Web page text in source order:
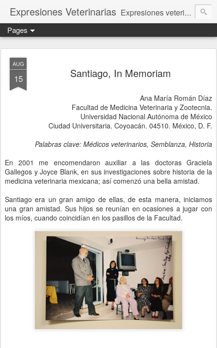
Expresiones Veterinarias Expresiones veterinarias es una publicación en linea de la biblioteca de la Facultad de Veterinaria y Zootecnia de la UNAM
Pages
AUG
15 Santiago, In Memoriam
Ana María Román Díaz
Facultad de Medicina Veterinaria y Zootecnia.
Universidad Nacional Autónoma de México
Ciudad Universitaria. Coyoacán. 04510. México, D. F.
Palabras clave: Médicos veterinarios, Semblanza, Historia
En 2001 me encomendaron auxiliar a las doctoras Graciela
Gallegos y Joyce Blank, en sus investigaciones sobre historia de la
medicina veterinaria mexicana; así comenzó una bella amistad.
Santiago era un gran amigo de ellas, de esta manera, iniciamos
una gran amistad. Sus hijos se reunían en ocasiones a jugar con
los míos, cuando coincidían en los pasillos de la Facultad.